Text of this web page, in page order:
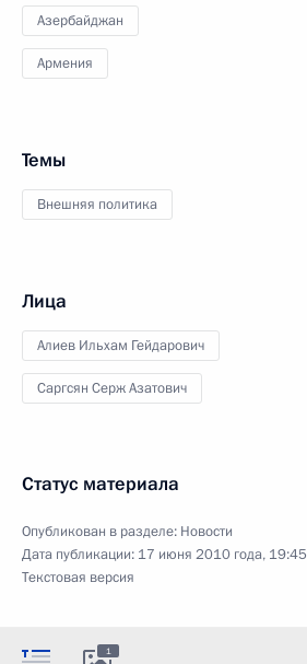
Азербайджан
Армения
Темы
Внешняя политика
Лица
Алиев Ильхам Гейдарович
Саргсян Серж Азатович
Статус материала
Опубликован в разделе: Новости
Дата публикации: 17 июня 2010 года, 19:45
Текстовая версия
1